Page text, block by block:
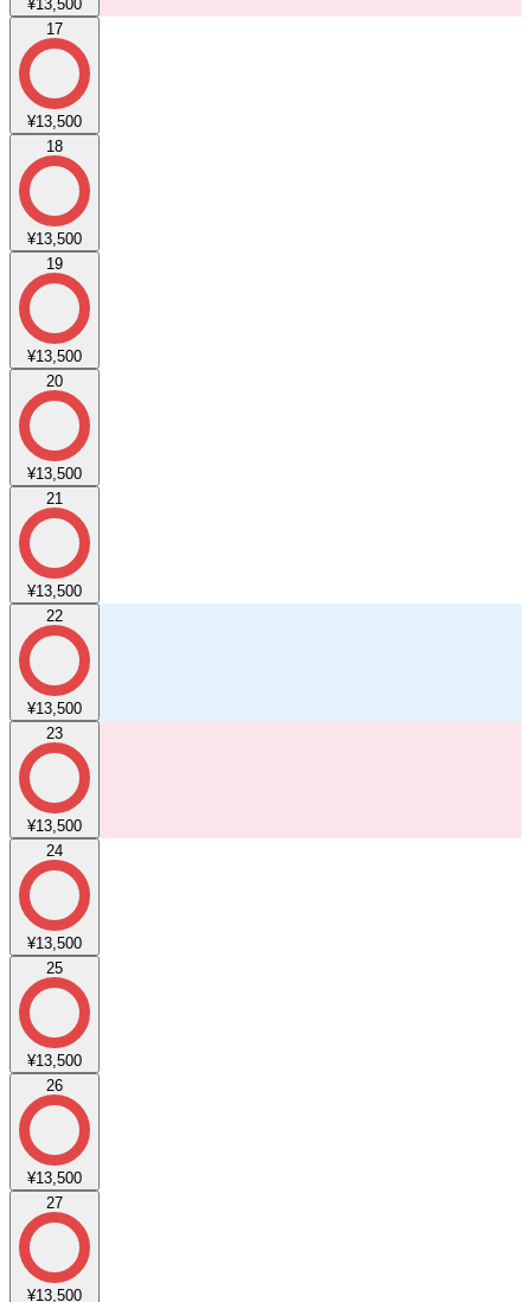
¥13,500
17
¥13,500
18
¥13,500
19
¥13,500
20
¥13,500
21
¥13,500
22
¥13,500
23
¥13,500
24
¥13,500
25
¥13,500
26
¥13,500
27
¥13,500